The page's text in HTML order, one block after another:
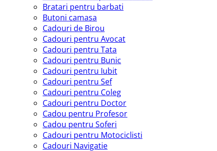
Bratari pentru barbati
Butoni camasa
Cadouri de Birou
Cadouri pentru Avocat
Cadouri pentru Tata
Cadouri pentru Bunic
Cadouri pentru Iubit
Cadouri pentru Sef
Cadouri pentru Coleg
Cadouri pentru Doctor
Cadou pentru Profesor
Cadou pentru Soferi
Cadouri pentru Motociclisti
Cadouri Navigatie